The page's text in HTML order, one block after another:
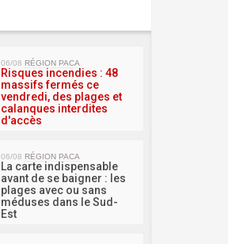
06/08 RÉGION PACA
Risques incendies : 48
massifs fermés ce
vendredi, des plages et
calanques interdites
d'accès
06/08 RÉGION PACA
La carte indispensable
avant de se baigner : les
plages avec ou sans
méduses dans le Sud-
Est